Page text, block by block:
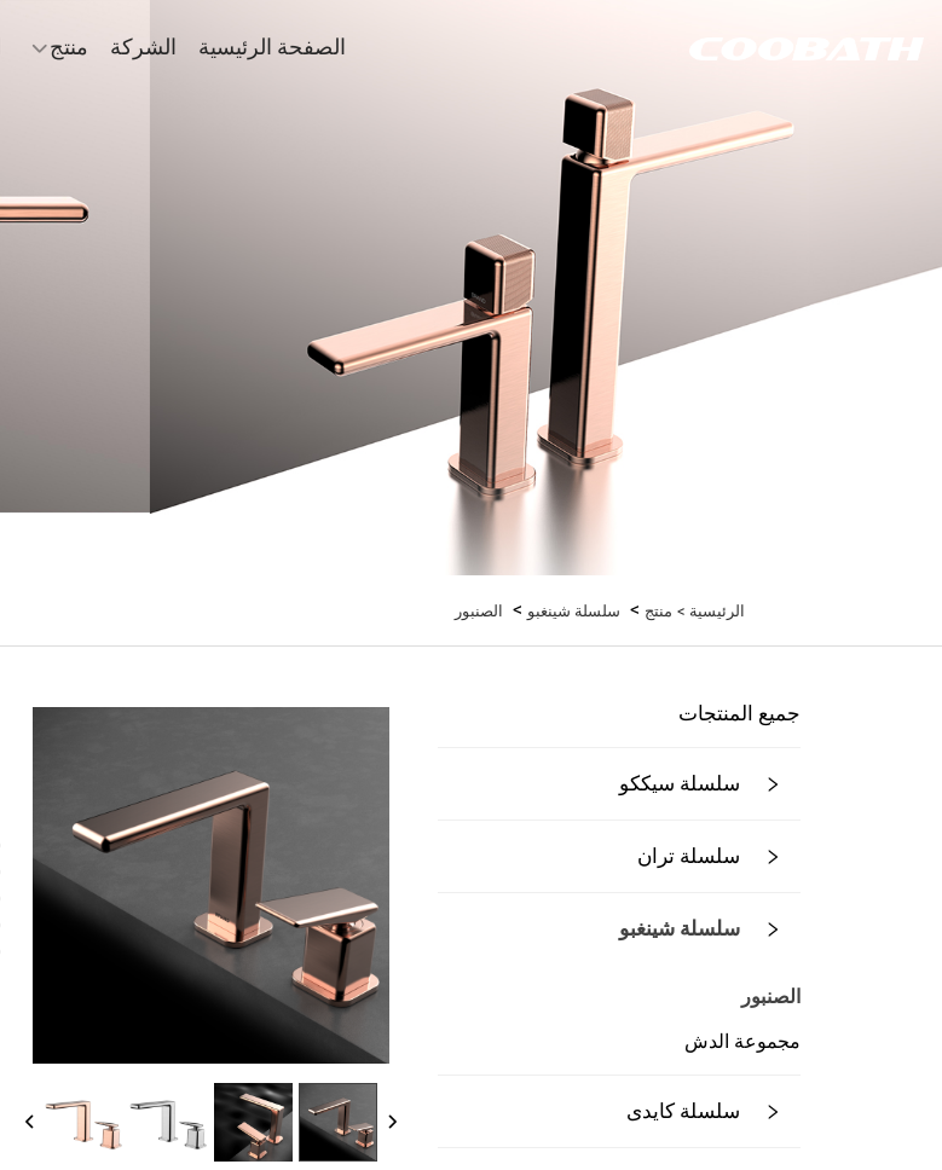
الصفحة الرئيسية الشركة منتج
الرئيسية > منتج > سلسلة شينغبو > الصنبور
جميع المنتجات
سلسلة سيككو
سلسلة تران
سلسلة شينغبو
الصنبور
مجموعة الدش
سلسلة كايدى